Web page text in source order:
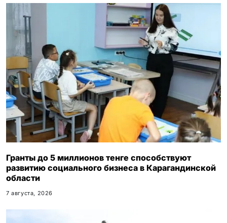
Гранты до 5 миллионов тенге способствуют
развитию социального бизнеса в Карагандинской
области
7 августа, 2026